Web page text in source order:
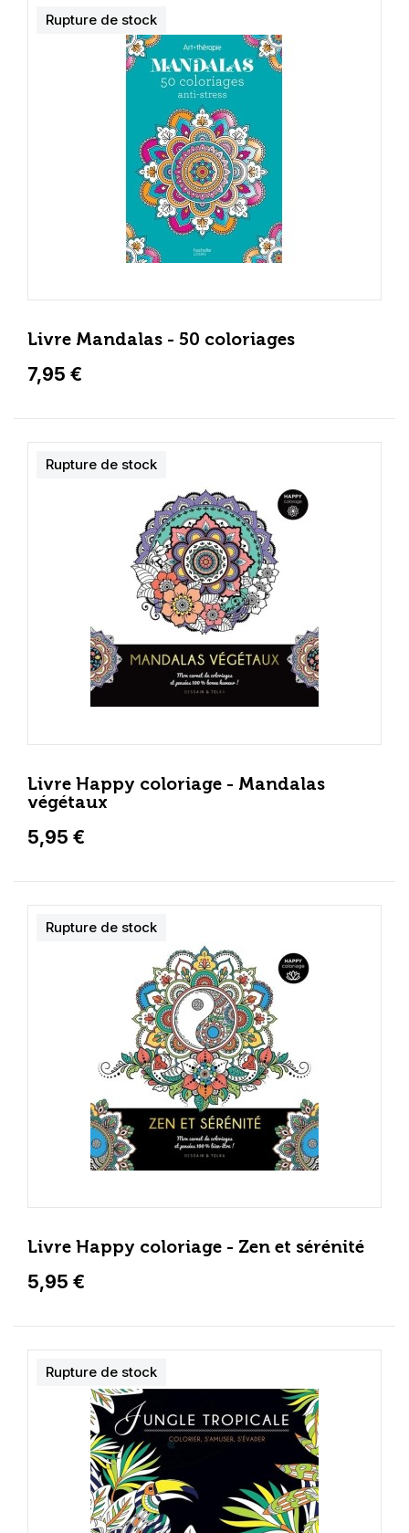
Livre Mandalas - 50 coloriages
7,95 €
Rupture de stock
Livre Happy coloriage - Mandalas
végétaux
5,95 €
Rupture de stock
Livre Happy coloriage - Zen et sérénité
5,95 €
Rupture de stock
Rupture de stock